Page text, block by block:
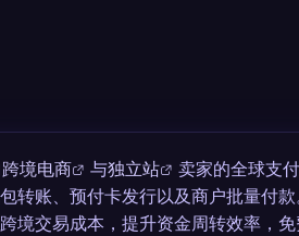
跨境电商 与独立站
卖家的全球支
转账、预付卡发行以及商户批量付
境交易成本，提升资金周转效率，